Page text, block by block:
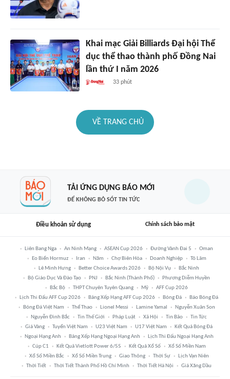
Khai mạc Giải Billiards Đại hội Thể
dục thể thao thành phố Đồng Nai
lần thứ I năm 2026
33 phút
VỀ TRANG CHỦ
TẢI ỨNG DỤNG BÁO MỚI
ĐỂ KHÔNG BỎ SÓT TIN TỨC
Điều khoản sử dụng Chính sách bảo mật
Liên Bang Nga An Ninh Mạng ASEAN Cup 2026 Đường Vành Đai 5
Oman
Eo Biển Hormuz
Iran Năm Chợ Biên Hòa Doanh Nghiệp
Tô Lâm
Lê Minh Hưng
Better Choice Awards 2026 Bộ Nội Vụ
Bắc Ninh
Bộ Giáo Dục Và Đào Tạo
PNJ Bắc Ninh (thành Phố)
Phương Diễm Huyền
Bắc Bộ
THPT Chuyên Tuyên Quang Mỹ
AFF Cup 2026
Lịch Thi Đấu AFF Cup 2026
Bảng Xếp Hạng AFF Cup 2026 Bóng Đá
Báo Bóng Đá
Bóng Đá Việt Nam
Thể Thao Lionel Messi Lamine Yamal
Nguyễn Xuân Son
Nguyễn Đình Bắc
Tin Thế Giới Pháp Luật Xã Hội Tin Bão
Tin Tức
Giá Vàng
Tuyển Việt Nam U23 Việt Nam U17 Việt Nam
Kết Quả Bóng Đá
Ngoại Hạng Anh
Bảng Xếp Hạng Ngoại Hạng Anh
Lịch Thi Đấu Ngoại Hạng Anh
Cúp C1
Kết Quả Vietlott Power 6/55 Kết Quả Xổ Số
Xổ Số Miền Nam
Xổ Số Miền Bắc
Xổ Số Miền Trung Giao Thông Thời Sự
Lịch Vạn Niên
Thời Tiết
Thời Tiết Thành Phố Hồ Chí Minh Thời Tiết Hà Nội Giá Xăng Dầu